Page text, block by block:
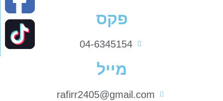
פקס
04-6345154
מייל
rafirr2405@gmail.com